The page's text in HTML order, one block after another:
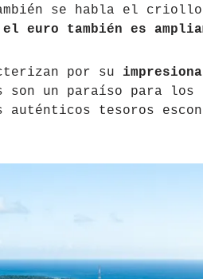
se habla el criollo
euro también es
por su
un paraíso para los
auténticos tesoros